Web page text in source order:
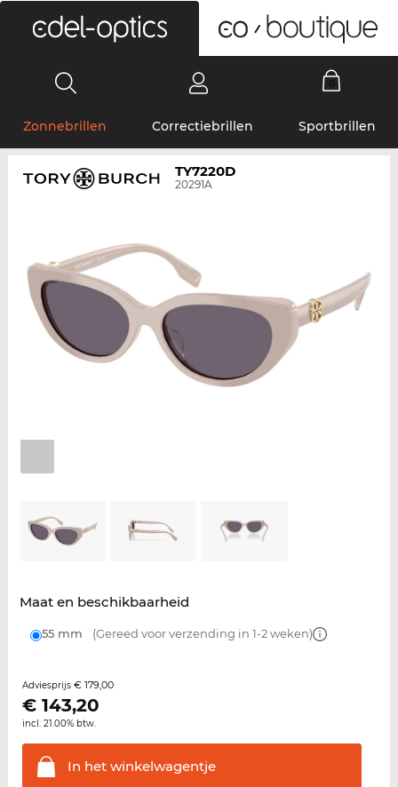
Zonnebrillen Correctiebrillen Sportbrillen
TY7220D
20291A
Maat en beschikbaarheid
55 mm (Gereed voor verzending in 1-2 weken)
Adviesprijs € 179,00
€ 143,20
incl. 21.00% btw.
In hetwinkelwagentje